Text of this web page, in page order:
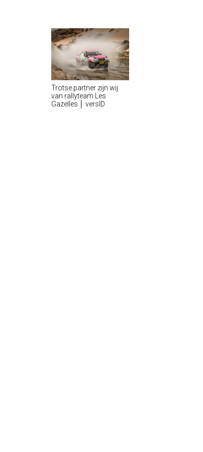
Trotse partner zijn wij
van rallyteam Les
Gazelles │ versID